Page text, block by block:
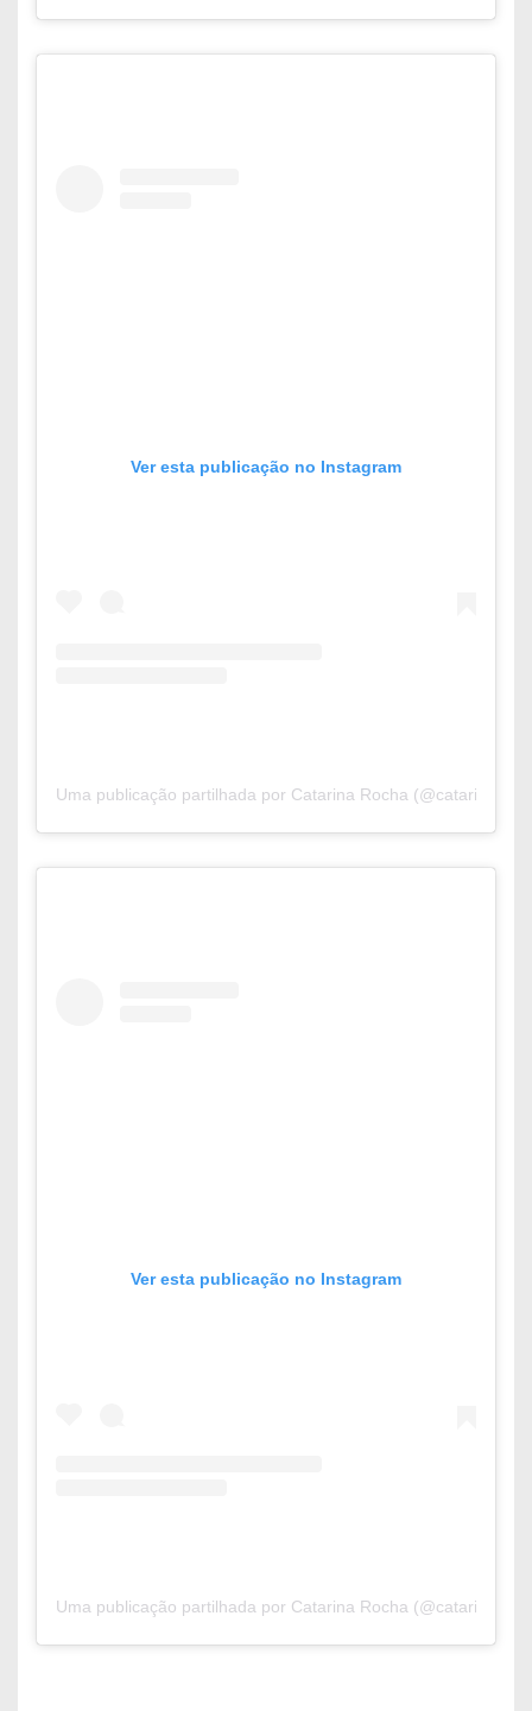
Ver esta publicação no Instagram
Uma publicação partilhada por Catarina Rocha
Ver esta publicação no Instagram
Uma publicação partilhada por Catarina Rocha